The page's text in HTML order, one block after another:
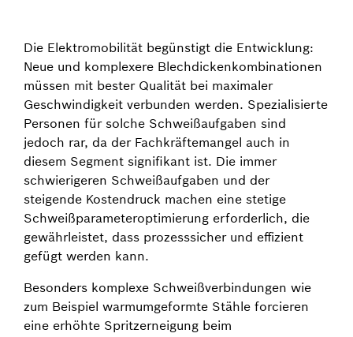
Die Elektromobilität begünstigt die Entwicklung:
Neue und komplexere Blechdickenkombinationen
müssen mit bester Qualität bei maximaler
Geschwindigkeit verbunden werden. Spezialisierte
Personen für solche Schweißaufgaben sind
jedoch rar, da der Fachkräftemangel auch in
diesem Segment signifikant ist. Die immer
schwierigeren Schweißaufgaben und der
steigende Kostendruck machen eine stetige
Schweißparameteroptimierung erforderlich, die
gewährleistet, dass prozesssicher und effizient
gefügt werden kann.
Besonders komplexe Schweißverbindungen wie
zum Beispiel warmumgeformte Stähle forcieren
eine erhöhte Spritzerneigung beim